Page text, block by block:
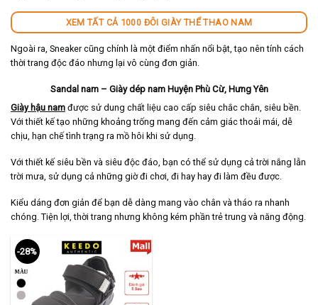
XEM TẤT CẢ 1000 ĐÔI GIÀY THỂ THAO NAM
Ngoài ra, Sneaker cũng chính là một điểm nhấn nổi bật, tạo nên tính cách
thời trang độc đáo nhưng lại vô cùng đơn giản.
Sandal nam – Giày dép nam Huyện Phù Cừ, Hưng Yên
Giày hậu nam được sử dung chất liệu cao cấp siêu chắc chắn, siêu bền.
Với thiết kế tạo những khoảng trống mang đến cảm giác thoải mái, dễ
chịu, hạn chế tình trạng ra mồ hôi khi sử dụng.
Với thiết kế siêu bền và siêu độc đáo, bạn có thể sử dụng cả trời nắng lẫn
trời mưa, sử dụng cả những giờ đi chơi, đi hay hay đi làm đều được.
Kiểu dáng đơn giản để bạn dễ dàng mang vào chân và tháo ra nhanh
chóng. Tiện lợi, thời trang nhưng không kém phần trẻ trung và năng động.
-28%